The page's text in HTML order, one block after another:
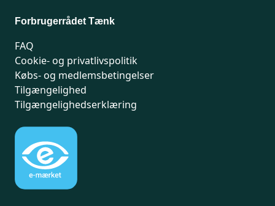
Forbrugerrådet Tænk
FAQ
Cookie- og privatlivspolitik
Købs- og medlemsbetingelser
Tilgængelighed
Tilgængelighedserklæring